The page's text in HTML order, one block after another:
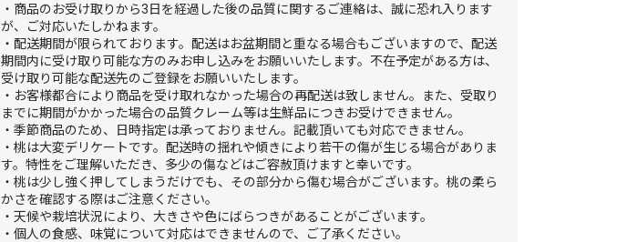
・商品のお受け取りから3日を経過した後の品質に関するご連絡は、誠に恐れ入ります
が、ご対応いたしかねます。
・配送期間が限られております。配送はお盆期間と重なる場合もございますので、配送
期間内に受け取り可能な方のみお申し込みをお願いいたします。不在予定がある方は、
受け取り可能な配送先のご登録をお願いいたします。
・お客様都合により商品を受け取れなかった場合の再配送は致しません。また、受取り
までに期間がかかった場合の品質クレーム等は生鮮品につきお受けできません。
・季節商品のため、日時指定は承っておりません。記載頂いても対応できません。
・桃は大変デリケートです。配送時の揺れや傾きにより若干の傷が生じる場合がありま
す。特性をご理解いただき、多少の傷などはご容赦頂けますと幸いです。
・桃は少し強く押してしまうだけでも、その部分から傷む場合がございます。桃の柔ら
かさを確認する際はご注意ください。
・天候や栽培状況により、大きさや色にばらつきがあることがございます。
・個人の食感、味覚について対応はできませんので、ご了承ください。